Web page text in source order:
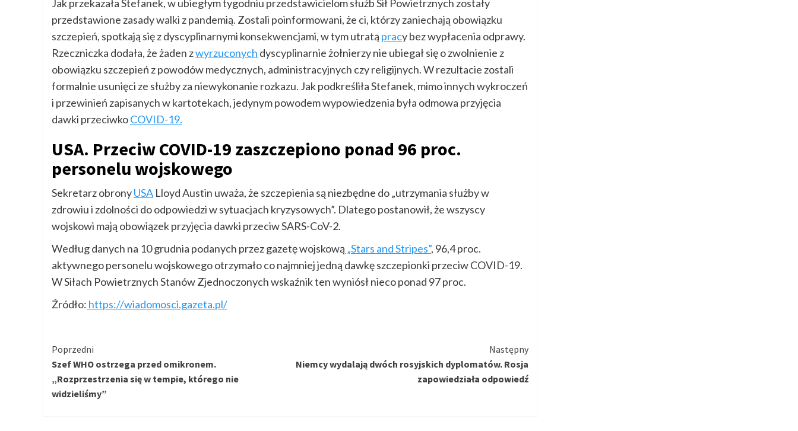
Jak przekazała Stefanek, w ubiegłym tygodniu przedstawicielom służb Sił Powietrznych zostały
przedstawione zasady walki z pandemią. Zostali poinformowani, że ci, którzy zaniechają obowiązku
szczepień, spotkają się z dyscyplinarnymi konsekwencjami, w tym utratą pracy bez wypłacenia odprawy.
Rzeczniczka dodała, że żaden zwyrzuconych dyscyplinarnie żołnierzy nie ubiegał się o zwolnienie z
obowiązku szczepień z powodów medycznych, administracyjnych czy religijnych. W rezultacie zostali
formalnie usunięci ze służby za niewykonanie rozkazu. Jak podkreśliła Stefanek, mimo innych wykroczeń
i przewinień zapisanych w kartotekach, jedynym powodem wypowiedzenia była odmowa przyjęcia
dawki przeciwkoCOVID-19.
USA. Przeciw COVID-19 zaszczepiono ponad 96 proc.
personelu wojskowego
Sekretarz obronyUSA Lloyd Austin uważa, że szczepienia są niezbędne do „utrzymania służby w
zdrowiu i zdolności do odpowiedzi w sytuacjach kryzysowych”. Dlatego postanowił, że wszyscy
wojskowi mają obowiązek przyjęcia dawki przeciw SARS-CoV-2.
Według danych na 10 grudnia podanych przez gazetę wojskową „Stars and Stripes”, 96,4 proc.
aktywnego personelu wojskowego otrzymało co najmniej jedną dawkę szczepionki przeciw COVID-19.
W Siłach Powietrznych Stanów Zjednoczonych wskaźnik ten wyniósł nieco ponad 97 proc.
Źródło: https://wiadomosci.gazeta.pl/
Kontynuuj
czytanie
Poprzedni
Szef WHO ostrzega przed omikronem.
„Rozprzestrzenia się w tempie, którego nie
widzieliśmy”
Następny
Niemcy wydalają dwóch rosyjskich dyplomatów. Rosja
zapowiedziała odpowiedź